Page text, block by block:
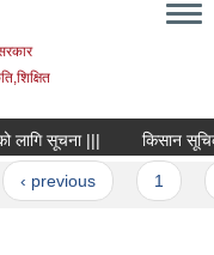
सूचना ||| किसान
previous